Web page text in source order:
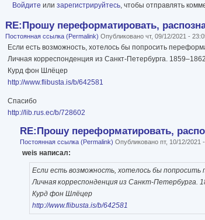
Войдите или зарегистрируйтесь, чтобы отправлять
RE:Прошу переформатировать,
Постоянная ссылка (Permalink) Опубликовано чт, 09/12/2021 -
Если есть возможность, хотелось бы попросить
Личная корреспонденция из Санкт-Петербурга. 1859–1862
Курд фон Шлёцер
http://www.flibusta.is/b/642581
Спасибо
http://lib.rus.ec/b/728602
RE:Прошу переформатировать,
Постоянная ссылка (Permalink) Опубликовано пт, 10/12/2021
weis написал:
Если есть возможность, хотелось бы
Личная корреспонденция из Санкт-Петербурга.
Курд фон Шлёцер
http://www.flibusta.is/b/642581